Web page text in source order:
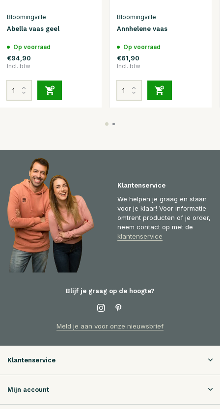
Bloomingville
Abella vaas geel
Op voorraad
€94,90
Incl. btw
Bloomingville
Annhelene vaas
Op voorraad
€61,90
Incl. btw
Klantenservice
We helpen je graag en staan
voor je klaar! Voor informatie
omtrent producten of je order,
neem contact op met de
klantenservice
Blijf je graag op de hoogte?
Meld je aan voor onze nieuwsbrief
Klantenservice
Mijn account